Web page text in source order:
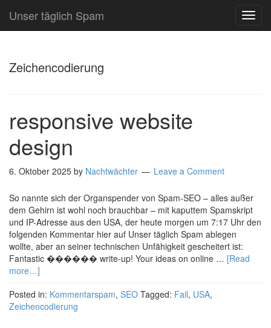
Unser täglich Spam
Zeichencodierung
responsive website
design
6. Oktober 2025 by Nachtwächter Leave a Comment
So nannte sich der Organspender von Spam-SEO – alles außer
dem Gehirn ist wohl noch brauchbar – mit kaputtem Spamskript
und IP-Adresse aus den USA, der heute morgen um 7:17 Uhr den
folgenden Kommentar hier auf Unser täglich Spam ablegen
wollte, aber an seiner technischen Unfähigkeit gescheitert ist:
Fantastic ������ write-up! Your ideas on online … [Read
more…]
Posted in: Kommentarspam, SEO Tagged: Fail, USA,
Zeichencodierung